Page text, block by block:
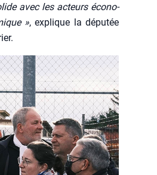
avec les acteurs éco­no­
», explique la dépu­tée